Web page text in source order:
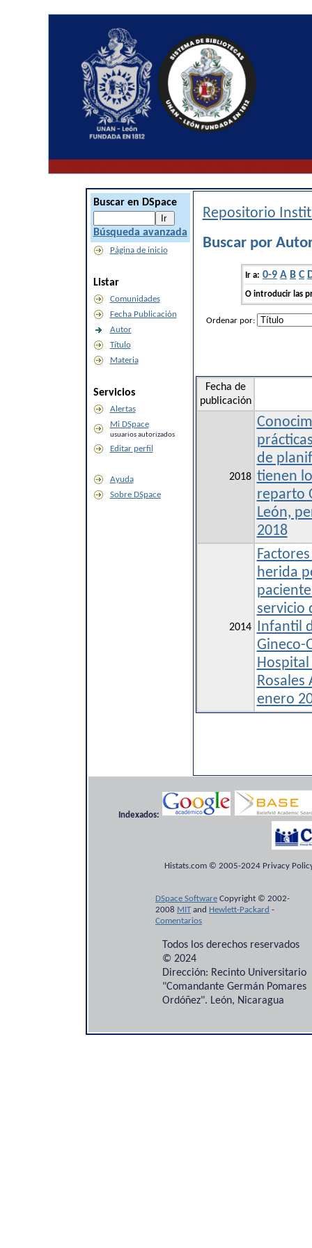
Buscar en DSpace
Búsqueda avanzada
Página de inicio
Listar
Comunidades
Fecha Publicación
Autor
Título
Materia
Servicios
Alertas
Mi DSpace
usuarios autorizados
Editar perfil
Ayuda
Sobre DSpace
Repositorio
Buscar por
Ir a: 0-9 A B C
O introducir las
Ordenar por:
Fecha de
publicación
2018
de
tienen
reparto
León,
2018
2014
herida
servicio
Infantil
Gineco-
Hospital
Rosales
enero
Indexados:
Histats.com © 2005-2024 Privacy
DSpace Software Copyright © 2002-
2008 MITand Hewlett-Packard -
Comentarios
Todos los derechos reservados
© 2024
Dirección: Recinto Universitario
"Comandante Germán Pomares
Ordóñez". León, Nicaragua